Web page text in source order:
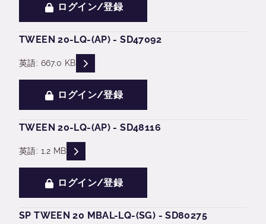
ログイン/登録
TWEEN 20-LQ-(AP) - SD47092
英語: 667.0 KB READ DESCRIPTIONS
ログイン/登録
TWEEN 20-LQ-(AP) - SD48116
英語: 1.2 MB READ DESCRIPTIONS
ログイン/登録
SP TWEEN 20 MBAL-LQ-(SG) - SD80275